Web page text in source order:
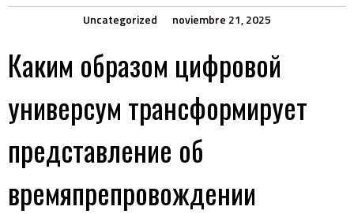
Uncategorized noviembre 21, 2025
Каким образом цифровой
универсум трансформирует
представление об
времяпрепровождении